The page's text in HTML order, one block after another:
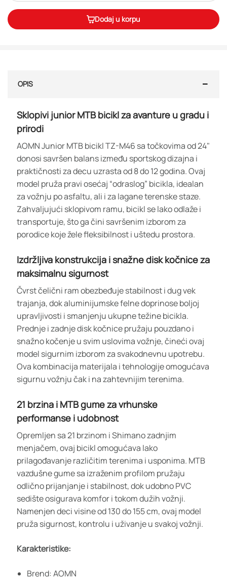
Dodaj u korpu
OPIS
Sklopivi junior MTB bicikl za avanture u gradu i
prirodi
AOMN Junior MTB bicikl TZ-M46 sa točkovima od 24"
donosi savršen balans između sportskog dizajna i
praktičnosti za decu uzrasta od 8 do 12 godina. Ovaj
model pruža pravi osećaj “odraslog” bicikla, idealan
za vožnju po asfaltu, ali i za lagane terenske staze.
Zahvaljujući sklopivom ramu, bicikl se lako odlaže i
transportuje, što ga čini savršenim izborom za
porodice koje žele fleksibilnost i uštedu prostora.
Izdržljiva konstrukcija i snažne disk kočnice za
maksimalnu sigurnost
Čvrst čelični ram obezbeđuje stabilnost i dug vek
trajanja, dok aluminijumske felne doprinose boljoj
upravljivosti i smanjenju ukupne težine bicikla.
Prednje i zadnje disk kočnice pružaju pouzdano i
snažno kočenje u svim uslovima vožnje, čineći ovaj
model sigurnim izborom za svakodnevnu upotrebu.
Ova kombinacija materijala i tehnologije omogućava
sigurnu vožnju čak i na zahtevnijim terenima.
21 brzina i MTB gume za vrhunske
performanse i udobnost
Opremljen sa 21 brzinom i Shimano zadnjim
menjačem, ovaj bicikl omogućava lako
prilagođavanje različitim terenima i usponima. MTB
vazdušne gume sa izraženim profilom pružaju
odlično prijanjanje i stabilnost, dok udobno PVC
sedište osigurava komfor i tokom dužih vožnji.
Namenjen deci visine od 130 do 155 cm, ovaj model
pruža sigurnost, kontrolu i uživanje u svakoj vožnji.
Karakteristike:
Brend: AOMN